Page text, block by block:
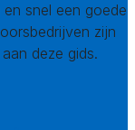
snel een goede
zijn
deze gids.